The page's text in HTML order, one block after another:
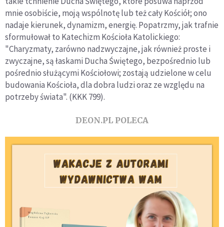
mnie osobiście, moją wspólnotę lub też cały Kościół; ono
nadaje kierunek, dynamizm, energię. Popatrzmy, jak trafnie
sformułował to Katechizm Kościoła Katolickiego:
"Charyzmaty, zarówno nadzwyczajne, jak również proste i
zwyczajne, są łaskami Ducha Świętego, bezpośrednio lub
pośrednio służącymi Kościołowi; zostają udzielone w celu
budowania Kościoła, dla dobra ludzi oraz ze względu na
potrzeby świata". (KKK 799).
DEON.PL POLECA